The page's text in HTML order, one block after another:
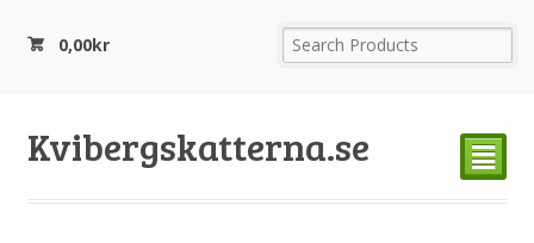
0,00kr
Kvibergskatterna.se ²